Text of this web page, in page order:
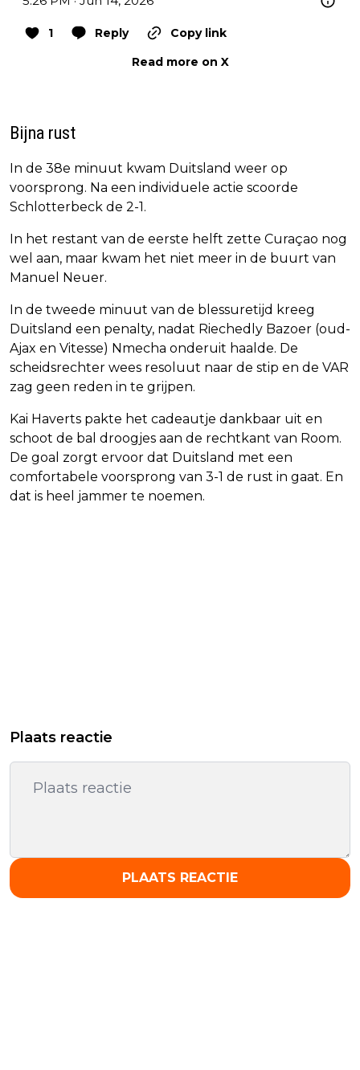
1 Reply
Copy link
Read more on X
Bijna rust
In de 38e minuut kwam Duitsland weer op
voorsprong. Na een individuele actie scoorde
Schlotterbeck de 2-1.
In het restant van de eerste helft zette Curaçao nog
wel aan, maar kwam het niet meer in de buurt van
Manuel Neuer.
In de tweede minuut van de blessuretijd kreeg
Duitsland een penalty, nadat Riechedly Bazoer (oud-
Ajax en Vitesse) Nmecha onderuit haalde. De
scheidsrechter wees resoluut naar de stip en de VAR
zag geen reden in te grijpen.
Kai Haverts pakte het cadeautje dankbaar uit en
schoot de bal droogjes aan de rechtkant van Room.
De goal zorgt ervoor dat Duitsland met een
comfortabele voorsprong van 3-1 de rust in gaat. En
dat is heel jammer te noemen.
Plaats reactie
PLAATS REACTIE